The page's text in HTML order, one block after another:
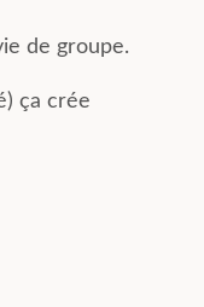
de groupe.
ça crée